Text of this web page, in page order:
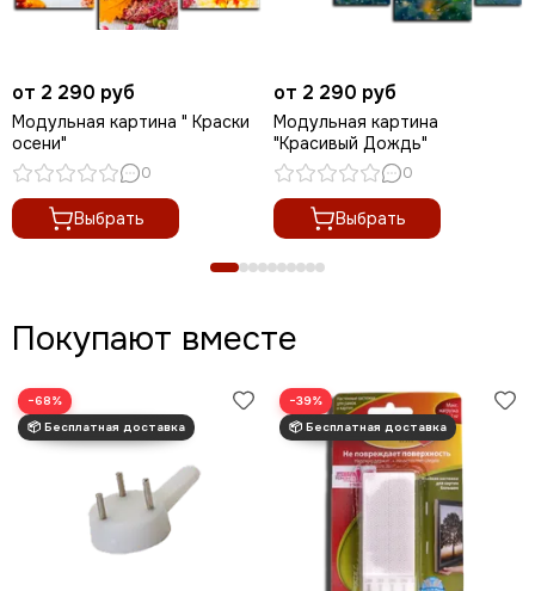
от 2 290 руб
Модульная картина " Краски
осени"
0
Выбрать
от 2 290 руб
Модульная картина
"Красивый Дождь"
0
Выбрать
Покупают вместе
−68% −39%